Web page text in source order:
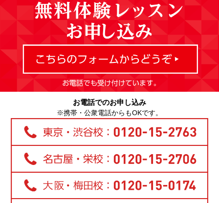
お電話でのお申し込み
※携帯・公衆電話からもOKです。